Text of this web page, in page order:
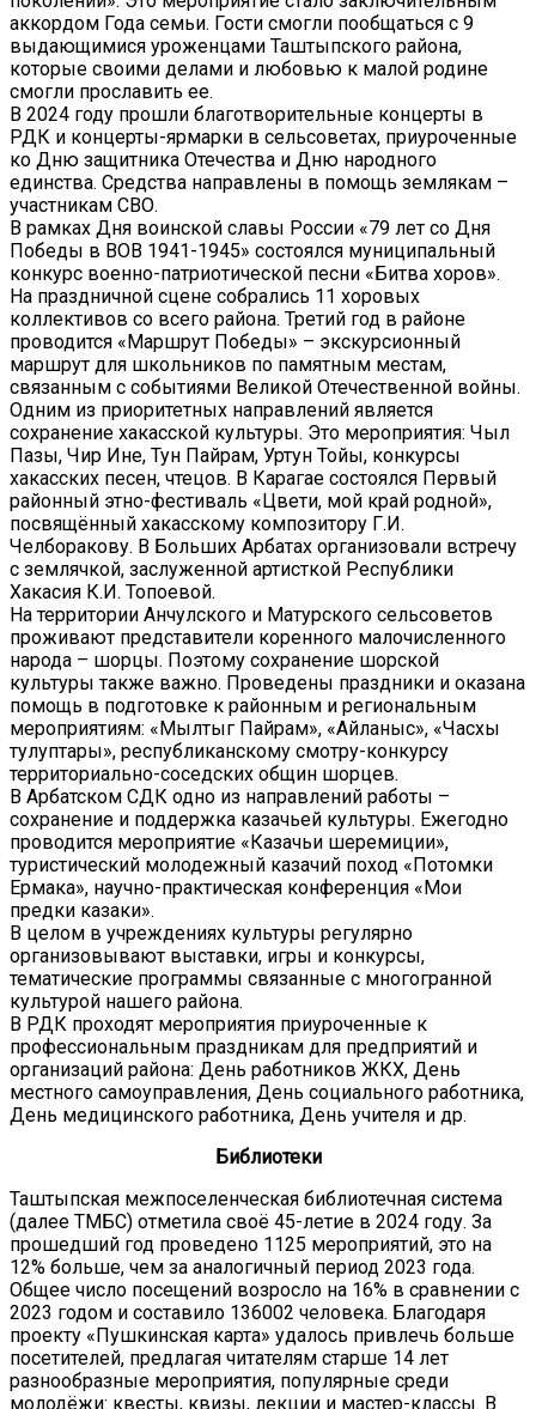
аккордом Года семьи. Гости смогли пообщаться с 9
выдающимися уроженцами Таштыпского района,
которые своими делами и любовью к малой родине
смогли прославить ее.
В 2024 году прошли благотворительные концерты в
РДК и концерты-ярмарки в сельсоветах, приуроченные
ко Дню защитника Отечества и Дню народного
единства. Средства направлены в помощь землякам –
участникам СВО.
В рамках Дня воинской славы России «79 лет со Дня
Победы в ВОВ 1941-1945» состоялся муниципальный
конкурс военно-патриотической песни «Битва хоров».
На праздничной сцене собрались 11 хоровых
коллективов со всего района. Третий год в районе
проводится «Маршрут Победы» – экскурсионный
маршрут для школьников по памятным местам,
связанным с событиями Великой Отечественной войны.
Одним из приоритетных направлений является
сохранение хакасской культуры. Это мероприятия: Чыл
Пазы, Чир Ине, Тун Пайрам, Уртун Тойы, конкурсы
хакасских песен, чтецов. В Карагае состоялся Первый
районный этно-фестиваль «Цвети, мой край родной»,
посвящённый хакасскому композитору Г.И.
Челборакову. В Больших Арбатах организовали встречу
с землячкой, заслуженной артисткой Республики
Хакасия К.И. Топоевой.
На территории Анчулского и Матурского сельсоветов
проживают представители коренного малочисленного
народа – шорцы. Поэтому сохранение шорской
культуры также важно. Проведены праздники и оказана
помощь в подготовке к районным и региональным
мероприятиям: «Мылтыг Пайрам», «Айланыс», «Часхы
тулуптары», республиканскому смотру-конкурсу
территориально-соседских общин шорцев.
В Арбатском СДК одно из направлений работы –
сохранение и поддержка казачьей культуры. Ежегодно
проводится мероприятие «Казачьи шеремиции»,
туристический молодежный казачий поход «Потомки
Ермака», научно-практическая конференция «Мои
предки казаки».
В целом в учреждениях культуры регулярно
организовывают выставки, игры и конкурсы,
тематические программы связанные с многогранной
культурой нашего района.
В РДК проходят мероприятия приуроченные к
профессиональным праздникам для предприятий и
организаций района: День работников ЖКХ, День
местного самоуправления, День социального работника,
День медицинского работника, День учителя и др.
Библиотеки
Таштыпская межпоселенческая библиотечная система
(далее ТМБС) отметила своё 45-летие в 2024 году. За
прошедший год проведено 1125 мероприятий, это на
12% больше, чем за аналогичный период 2023 года.
Общее число посещений возросло на 16% в сравнении с
2023 годом и составило 136002 человека. Благодаря
проекту «Пушкинская карта» удалось привлечь больше
посетителей, предлагая читателям старше 14 лет
разнообразные мероприятия, популярные среди
молодёжи: квесты, квизы, лекции и мастер-классы. В